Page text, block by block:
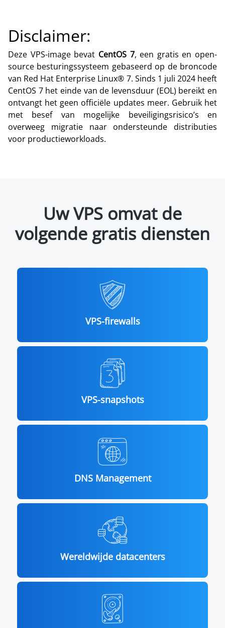
Disclaimer:
Deze VPS-image bevat CentOS 7, een gratis en open-
source besturingssysteem gebaseerd op de broncode
van Red Hat Enterprise Linux® 7. Sinds 1 juli 2024 heeft
CentOS 7 het einde van de levensduur (EOL) bereikt en
ontvangt het geen officiële updates meer. Gebruik het
met besef van mogelijke beveiligingsrisico’s en
overweeg migratie naar ondersteunde distributies
voor productieworkloads.
Uw VPS omvat de
volgende gratis diensten
VPS-firewalls
VPS-snapshots
DNS Management
Wereldwijde datacenters